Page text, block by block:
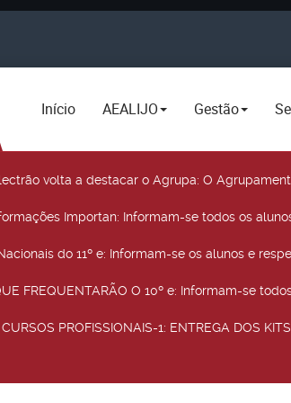
Início AEALIJO Gestão
volta a destacar o Agrupa: O
Importan: Informam-se todos os
do 11º e: Informam-se os alunos e
FREQUENTARÃO O 10º e: Informam-se
PROFISSIONAIS-1: ENTREGA DOS